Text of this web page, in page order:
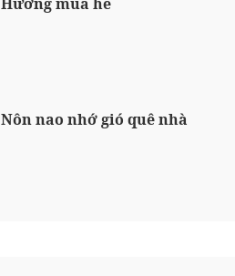
Hương mùa hè
Nôn nao nhớ gió quê nhà